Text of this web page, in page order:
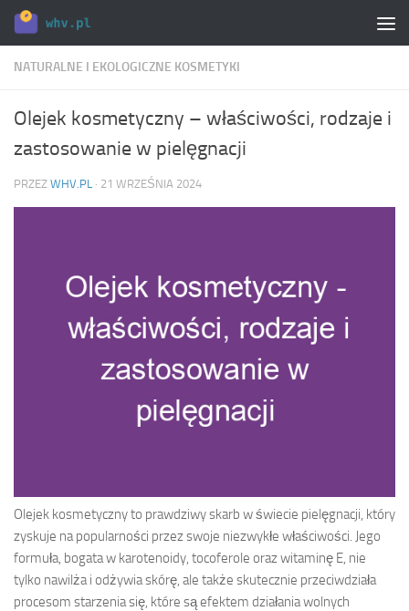
Skip to content
NATURALNE I EKOLOGICZNE KOSMETYKI
Olejek kosmetyczny – właściwości, rodzaje i
zastosowanie w pielęgnacji
PRZEZ WHV.PL · 21 WRZEŚNIA 2024
Olejek kosmetyczny to prawdziwy skarb w świecie pielęgnacji, który
zyskuje na popularności przez swoje niezwykłe właściwości. Jego
formuła, bogata w karotenoidy, tocoferole oraz witaminę E, nie
tylko nawilża i odżywia skórę, ale także skutecznie przeciwdziała
procesom starzenia się, które są efektem działania wolnych